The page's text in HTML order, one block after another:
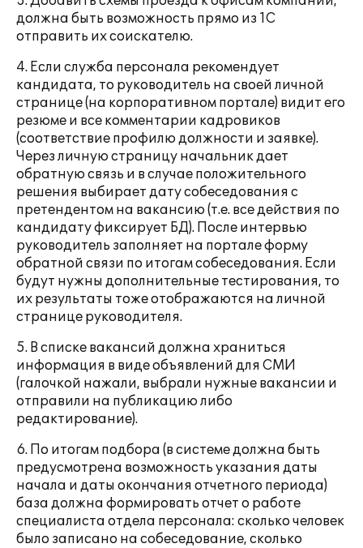
должна быть возможность прямо из 1С
отправить их соискателю.
4. Если служба персонала рекомендует
кандидата, то руководитель на своей личной
странице (на корпоративном портале) видит его
резюме и все комментарии кадровиков
(соответствие профилю должности и заявке).
Через личную страницу начальник дает
обратную связь и в случае положительного
решения выбирает дату собеседования с
претендентом на вакансию (т.е. все действия по
кандидату фиксирует БД). После интервью
руководитель заполняет на портале форму
обратной связи по итогам собеседования. Если
будут нужны дополнительные тестирования, то
их результаты тоже отображаются на личной
странице руководителя.
5. В списке вакансий должна храниться
информация в виде объявлений для СМИ
(галочкой нажали, выбрали нужные вакансии и
отправили на публикацию либо
редактирование).
6. По итогам подбора (в системе должна быть
предусмотрена возможность указания даты
начала и даты окончания отчетного периода)
база должна формировать отчет о работе
специалиста отдела персонала: сколько человек
было записано на собеседование, сколько